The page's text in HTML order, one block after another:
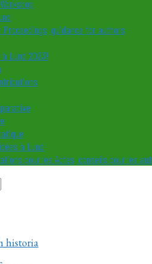
guidance for authors
Lund 2023!
à Lund
pour les Actes, conseils pour les
historia